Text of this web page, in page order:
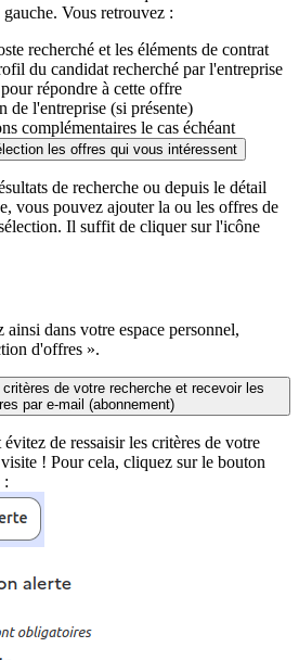
Vous retrouvez :
recherché et les éléments de contrat
du candidat recherché par l'entreprise
répondre à cette offre
de l'entreprise (si présente)
complémentaires le cas échéant
les offres qui vous intéressent
de recherche ou depuis le détail
vous pouvez ajouter la ou les offres de
Il suffit de cliquer sur l'icône
ainsi dans votre espace personnel,
d'offres ».
de votre recherche et recevoir les
par e-mail (abonnement)
de ressaisir les critères de votre
! Pour cela, cliquez sur le bouton
: